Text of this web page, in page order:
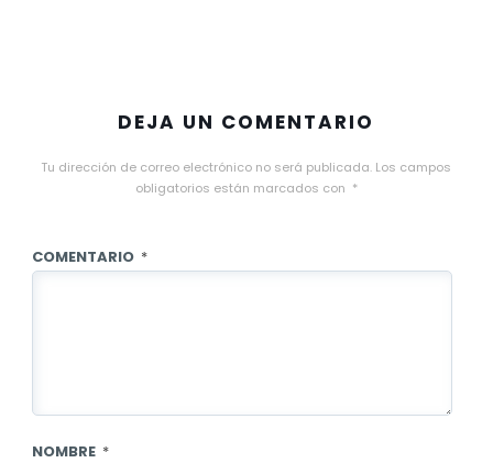
DEJA UN COMENTARIO
Tu dirección de correo electrónico no será publicada. Los campos
obligatorios están marcados con *
COMENTARIO *
NOMBRE *